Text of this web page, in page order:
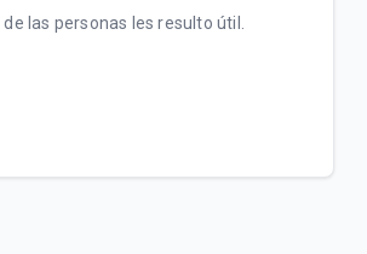
de las personas les resulto útil.